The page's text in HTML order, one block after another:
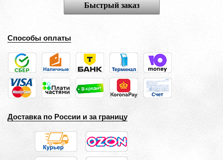
Быстрый заказ
Способы оплаты
Доставка по России и за границу